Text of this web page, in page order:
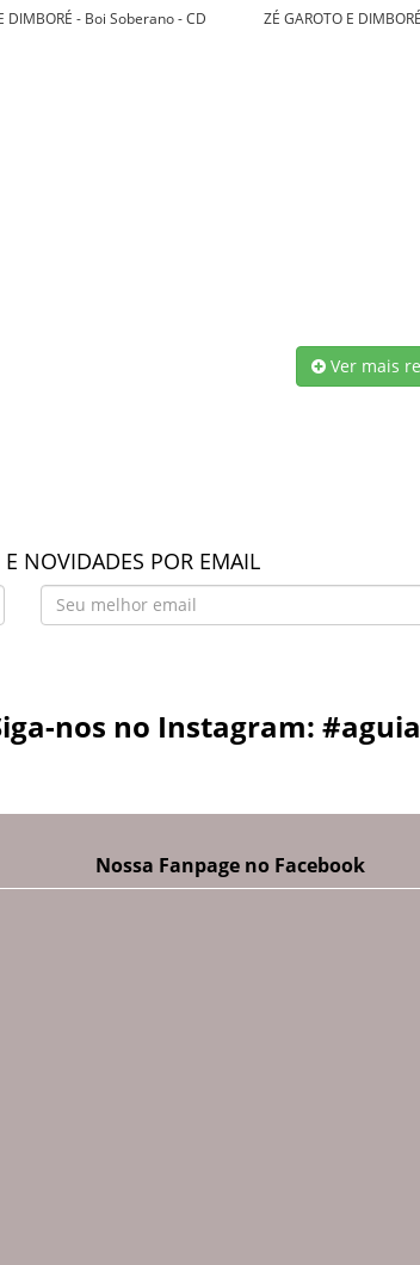
DIMBORÉ - Boi Soberano - CD ZÉ GAROTO E
Ver mais
NOVIDADES POR EMAIL
nos no Instagram:
Nossa Fanpage no Facebook